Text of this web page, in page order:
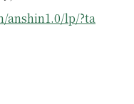
anshin1.0/lp/?ta